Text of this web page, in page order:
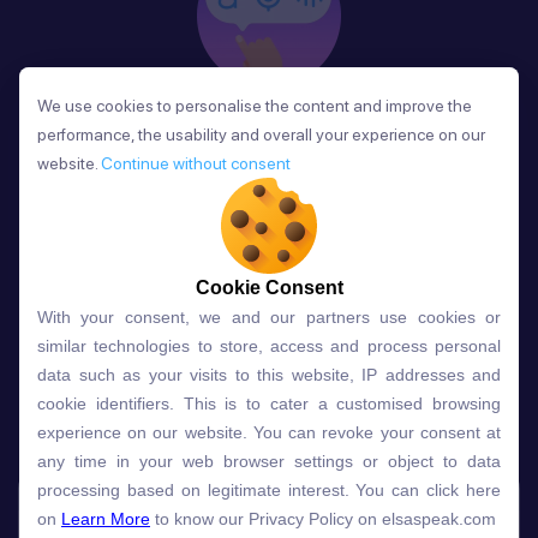
Phản Hồi
Sau mỗi bài học, người học nhận phản hồi về phát
âm và ngữ pháp ngay lập tức, giúp cải thiện kỹ năng
và tiến bộ nhanh chóng.
Lựa chọn gói học ELSA dành
cho bạn
Gói học Free Premium
Speech Analyzer
We use cookies to personalise the content and improve the
performance, the usability and overall your experience on our
website. Continue without consent
Cookie Consent
With your consent, we and our partners use cookies or
similar technologies to store, access and process personal
data such as your visits to this website, IP addresses and
cookie identifiers. This is to cater a customised browsing
experience on our website. You can revoke your consent at
any time in your web browser settings or object to data
processing based on legitimate interest. You can click here
on Learn More to know our Privacy Policy on elsaspeak.com
We use cookies to personalise the content and improve the
performance, the usability and overall your experience on our
website. Continue without consent
Cookie Consent
With your consent, we and our partners use cookies or
similar technologies to store, access and process personal
data such as your visits to this website, IP addresses and
cookie identifiers. This is to cater a customised browsing
experience on our website. You can revoke your consent at
any time in your web browser settings or object to data
processing based on legitimate interest. You can click here
on Learn More to know our Privacy Policy on elsaspeak.com